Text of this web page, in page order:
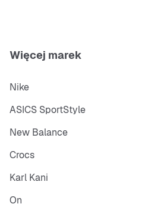
Więcej marek
Nike
ASICS SportStyle
New Balance
Crocs
Karl Kani
On